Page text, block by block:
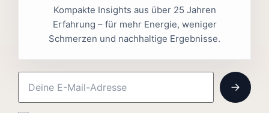
Kompakte Insights aus über 25 Jahren
Erfahrung – für mehr Energie, weniger
Schmerzen und nachhaltige Ergebnisse.